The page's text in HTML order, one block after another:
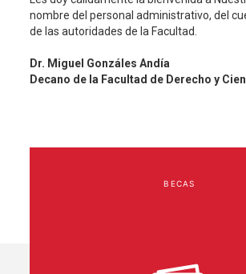
nombre del personal administrativo, del
de las autoridades de la Facultad.
Dr. Miguel Gonzáles Andía
Decano de la Facultad de Derecho y
BECAS